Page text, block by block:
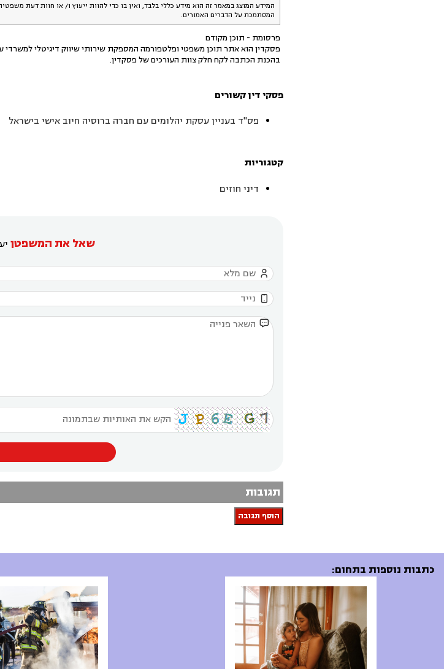
המידע המוצג במאמר זה הוא מידע כללי בלבד, ואין בו כדי להוות ייעוץ ו/ או חוות דעת
המסתמכת על הדברים האמורים.
פרסומת - תוכן מקודם
פסקדין הוא אתר תוכן משפטי ופלטפורמה המספקת שירותי שיווק דיגיטלי למשרדי
בהכנת הכתבה לקח חלק צוות העורכים של פסקדין.
פסקי דין קשורים
פס"ד בעניין עסקת יהלומים עם חברה ברוסיה חיוב אישי בישראל
קטגוריות
דיני חוזים
שאל את המשפטן



תגובות
הוסף תגובה
כתבות נוספות בתחום: